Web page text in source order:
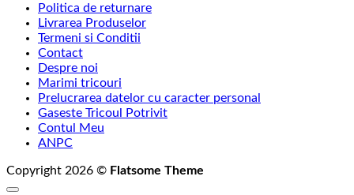
129,00 lei
până
la
Politica de returnare
Livrarea Produselor
Termeni si Conditii
Contact
Despre noi
Marimi tricouri
Prelucrarea datelor cu caracter personal
Gaseste Tricoul Potrivit
Contul Meu
ANPC
Copyright 2026 © Flatsome Theme